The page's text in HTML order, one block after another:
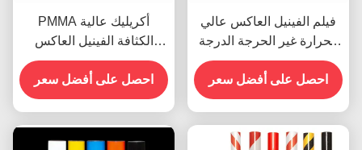
PMMA أكريليك عالية
الكثافة الفينيل العاكس
لعلامات الشوارع
احصل على أفضل سعر
فيلم الفينيل العاكس عالي
الحرارة غير الحرجة الدرجة
الهندسية OEM
احصل على أفضل سعر